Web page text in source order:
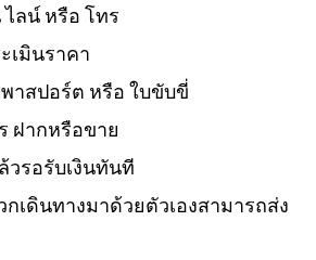
ลน์ หรือ โทร
เมินราคา
าสปอร์ต หรือ ใบขับขี่
ฝากหรือขาย
รอรับเงินทันที
เดินทางมาด้วยตัวเองสามารถส่ง